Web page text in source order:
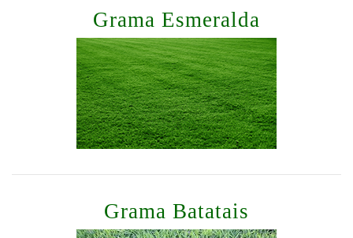
Grama Esmeralda
Grama Batatais